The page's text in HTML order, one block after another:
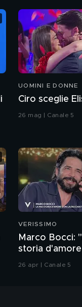
UOMINI E DONNE
Ciro sceglie
26 mag | Canale 5
VERISSIMO
Marco Bocci:
storia
Chiatti"
26 apr | Canale 5